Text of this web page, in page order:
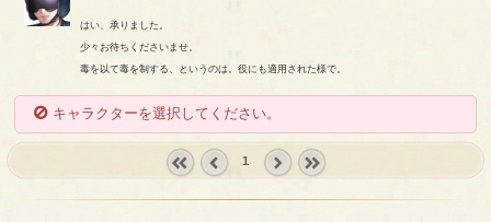
はい、承りました。
少々お待ちくださいませ。
毒を以て毒を制する、というのは。役にも適用された様で。
キャラクターを選択してください。
1